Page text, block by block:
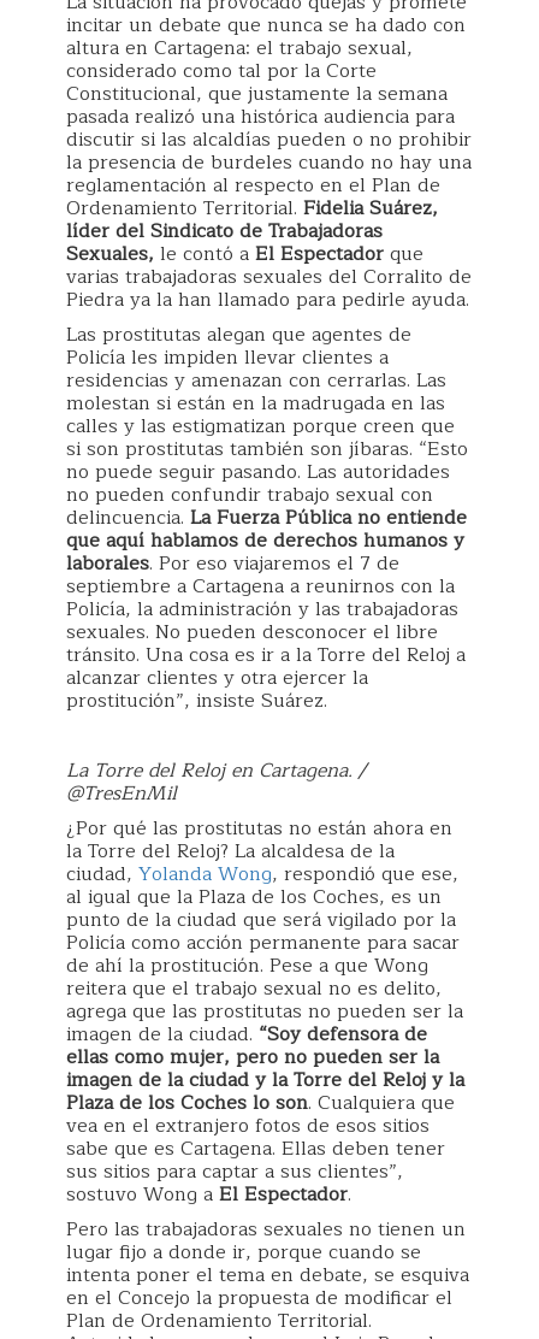
incitar un debate que nunca se ha dado con
altura en Cartagena: el trabajo sexual,
considerado como tal por la Corte
Constitucional, que justamente la semana
pasada realizó una histórica audiencia para
discutir si las alcaldías pueden o no prohibir
la presencia de burdeles cuando no hay una
reglamentación al respecto en el Plan de
Ordenamiento Territorial. Fidelia Suárez,
líder del Sindicato de Trabajadoras
Sexuales, le contó aEl Espectadorque
varias trabajadoras sexuales del Corralito de
Piedra ya la han llamado para pedirle ayuda.
Las prostitutas alegan que agentes de
Policía les impiden llevar clientes a
residencias y amenazan con cerrarlas. Las
molestan si están en la madrugada en las
calles y las estigmatizan porque creen que
si son prostitutas también son jíbaras. “Esto
no puede seguir pasando. Las autoridades
no pueden confundir trabajo sexual con
delincuencia. La Fuerza Pública no entiende
que aquí hablamos de derechos humanos y
laborales. Por eso viajaremos el 7 de
septiembre a Cartagena a reunirnos con la
Policía, la administración y las trabajadoras
sexuales. No pueden desconocer el libre
tránsito. Una cosa es ir a la Torre del Reloj a
alcanzar clientes y otra ejercer la
prostitución”, insiste Suárez.
La Torre del Reloj en Cartagena. /
@TresEnMil
¿Por qué las prostitutas no están ahora en
la Torre del Reloj? La alcaldesa de la
ciudad, Yolanda Wong, respondió que ese,
al igual que la Plaza de los Coches, es un
punto de la ciudad que será vigilado por la
Policía como acción permanente para sacar
de ahí la prostitución. Pese a que Wong
reitera que el trabajo sexual no es delito,
agrega que las prostitutas no pueden ser la
imagen de la ciudad. “Soy defensora de
ellas como mujer, pero no pueden ser la
imagen de la ciudad y la Torre del Reloj y la
Plaza de los Coches lo son. Cualquiera que
vea en el extranjero fotos de esos sitios
sabe que es Cartagena. Ellas deben tener
sus sitios para captar a sus clientes”,
sostuvo Wong aEl Espectador.
Pero las trabajadoras sexuales no tienen un
lugar fijo a donde ir, porque cuando se
intenta poner el tema en debate, se esquiva
en el Concejo la propuesta de modificar el
Plan de Ordenamiento Territorial.